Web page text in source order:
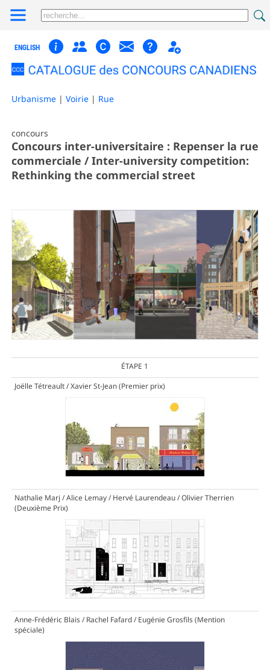
ENGLISH
Urbanisme | Voirie | Rue
concours
Concours inter-universitaire : Repenser la rue
commerciale / Inter-university competition:
Rethinking the commercial street
ÉTAPE 1
Joëlle Tétreault / Xavier St-Jean(Premier prix)
Nathalie Marj / Alice Lemay / Hervé Laurendeau / Olivier Therrien
(Deuxième Prix)
Anne-Frédéric Blais / Rachel Fafard / Eugénie Grosfils(Mention
spéciale)